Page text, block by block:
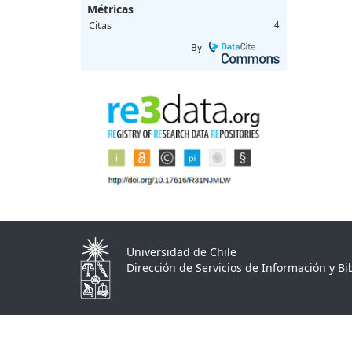
Métricas
Citas 4
By
Universidad de Chile
Dirección de Servicios de Información y